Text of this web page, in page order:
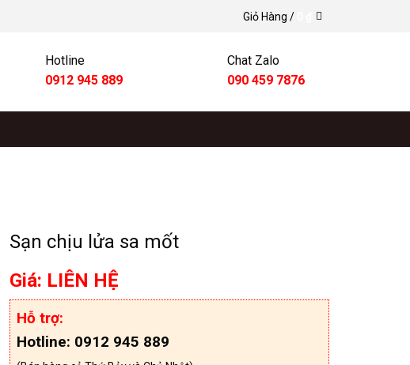
Giỏ Hàng /
Hotline
0912 945 889
Chat Zalo
090 459 7876
Sạn chịu lửa sa mốt
Giá: LIÊN HỆ
Hỗ trợ:
Hotline: 0912 945 889